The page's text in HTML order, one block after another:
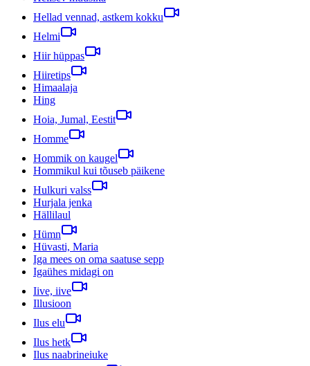
Hellad vennad, astkem kokku
Helmi
Hiir hüppas
Hiiretips
Himaalaja
Hing
Hoia, Jumal, Eestit
Homme
Hommik on kaugel
Hommikul kui tõuseb päikene
Hulkuri valss
Hurjala jenka
Hällilaul
Hümn
Hüvasti, Maria
Iga mees on oma saatuse sepp
Igaühes midagi on
Iive, iive
Illusioon
Ilus elu
Ilus hetk
Ilus naabrineiuke